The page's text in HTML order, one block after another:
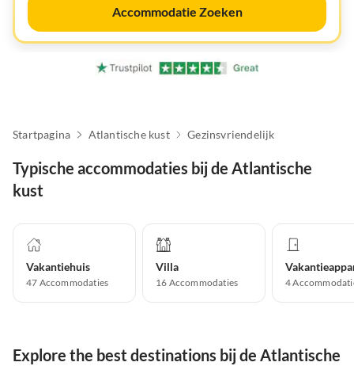
Accommodatie Zoeken
Startpagina Atlantische kust Gezinsvriendelijk
Typische accommodaties bij de Atlantische
kust
Vakantiehuis
47 Accommodaties
Villa
16 Accommodaties 4
Explore the best destinations bij de Atlantische